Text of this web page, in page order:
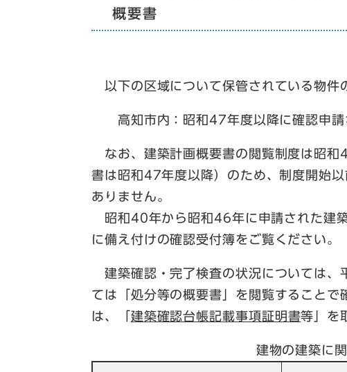
概要書
以下の区域について保管されている物件
高知市内：昭和47年度以降に確認申請
なお、建築計画概要書の閲覧制度は昭和
書は昭和47年度以降）のため、制度開始
ありません。
昭和40年から昭和46年に申請された建
に備え付けの確認受付簿をご覧ください。
建築確認・完了検査の状況については、
ては「処分等の概要書」を閲覧すること
は、「 建築確認台帳記載事項証明書等」を
建物の建築に